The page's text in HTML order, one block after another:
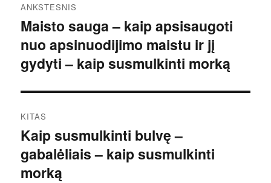
tarp
įrašų
ANKSTESNIS
Ankstesnis
įrašas:
Maisto sauga – kaip apsisaugoti
nuo apsinuodijimo maistu ir jį
gydyti – kaip susmulkinti morką
KITAS
Kitas
įrašas:
Kaip susmulkinti bulvę –
gabalėliais – kaip susmulkinti
morką